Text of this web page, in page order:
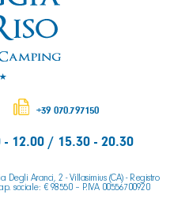
+39 070.797150
12.00 / 15.30 - 20.30
Aranci, 2 - Villasimius (CA) - Registro
sociale: € 98550 – P.IVA 00556700920